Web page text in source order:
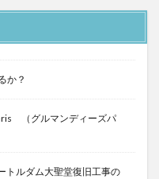
か？
（グルマンディーズパ
ルダム大聖堂復旧工事の